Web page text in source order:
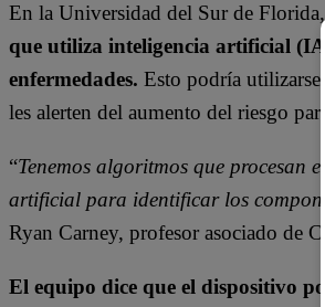
En la Universidad del Sur de
que utiliza inteligencia artificial
enfermedades. Esto podría utilizarse
les alerten del aumento del riesgo
“Tenemos algoritmos que procesan
artificial para identificar los
Ryan Carney, profesor asociado de
El equipo dice que el dispositivo